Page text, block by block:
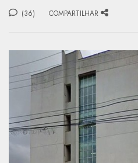
(36) COMPARTILHAR